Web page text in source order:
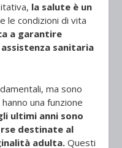
la salute è un
le condizioni di vita
a garantire
assistenza sanitaria
ma sono
una funzione
ultimi anni sono
destinate al
adulta. Questi